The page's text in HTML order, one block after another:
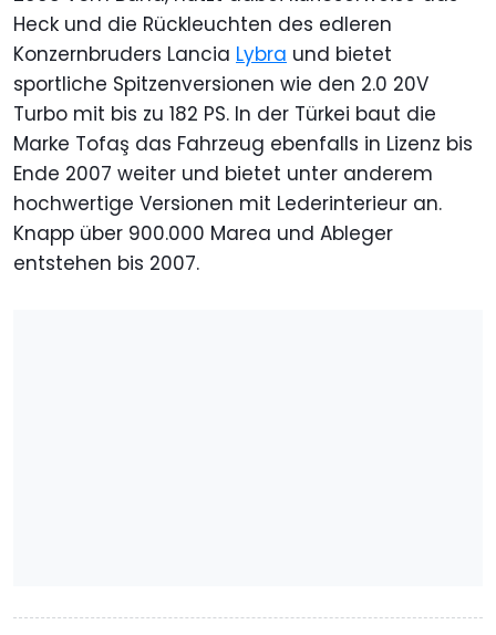
Heck und die Rückleuchten des edleren
Konzernbruders Lancia Lybra und bietet
sportliche Spitzenversionen wie den 2.0 20V
Turbo mit bis zu 182 PS. In der Türkei baut die
Marke Tofaş das Fahrzeug ebenfalls in Lizenz bis
Ende 2007 weiter und bietet unter anderem
hochwertige Versionen mit Lederinterieur an.
Knapp über 900.000 Marea und Ableger
entstehen bis 2007.